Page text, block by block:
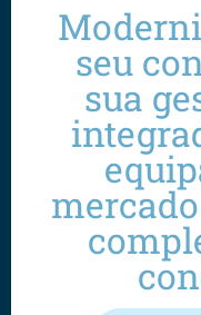
seu
sua